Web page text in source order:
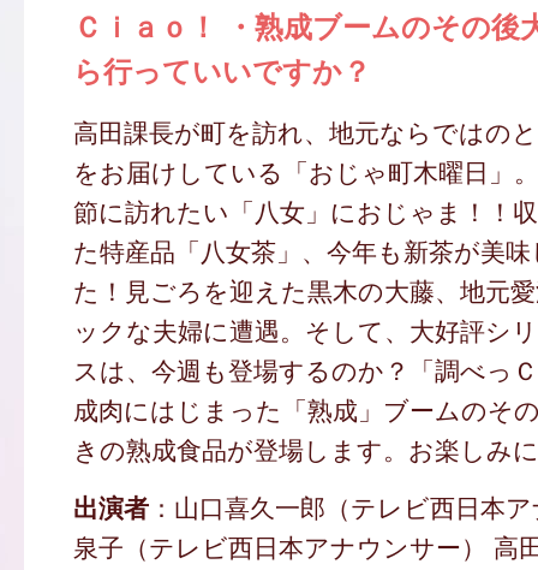
Ｃｉａｏ！ ・熟成ブームのその
ら行っていいですか？
高田課長が町を訪れ、地元ならではの
をお届けしている「おじゃ町木曜日」
節に訪れたい「八女」におじゃま！！
た特産品「八女茶」、今年も新茶が美
た！見ごろを迎えた黒木の大藤、地元
ックな夫婦に遭遇。そして、大好評シ
スは、今週も登場するのか？「調べっ
成肉にはじまった「熟成」ブームのそ
きの熟成食品が登場します。お楽しみ
出演者：山口喜久一郎（テレビ西日本
泉子（テレビ西日本アナウンサー） 高